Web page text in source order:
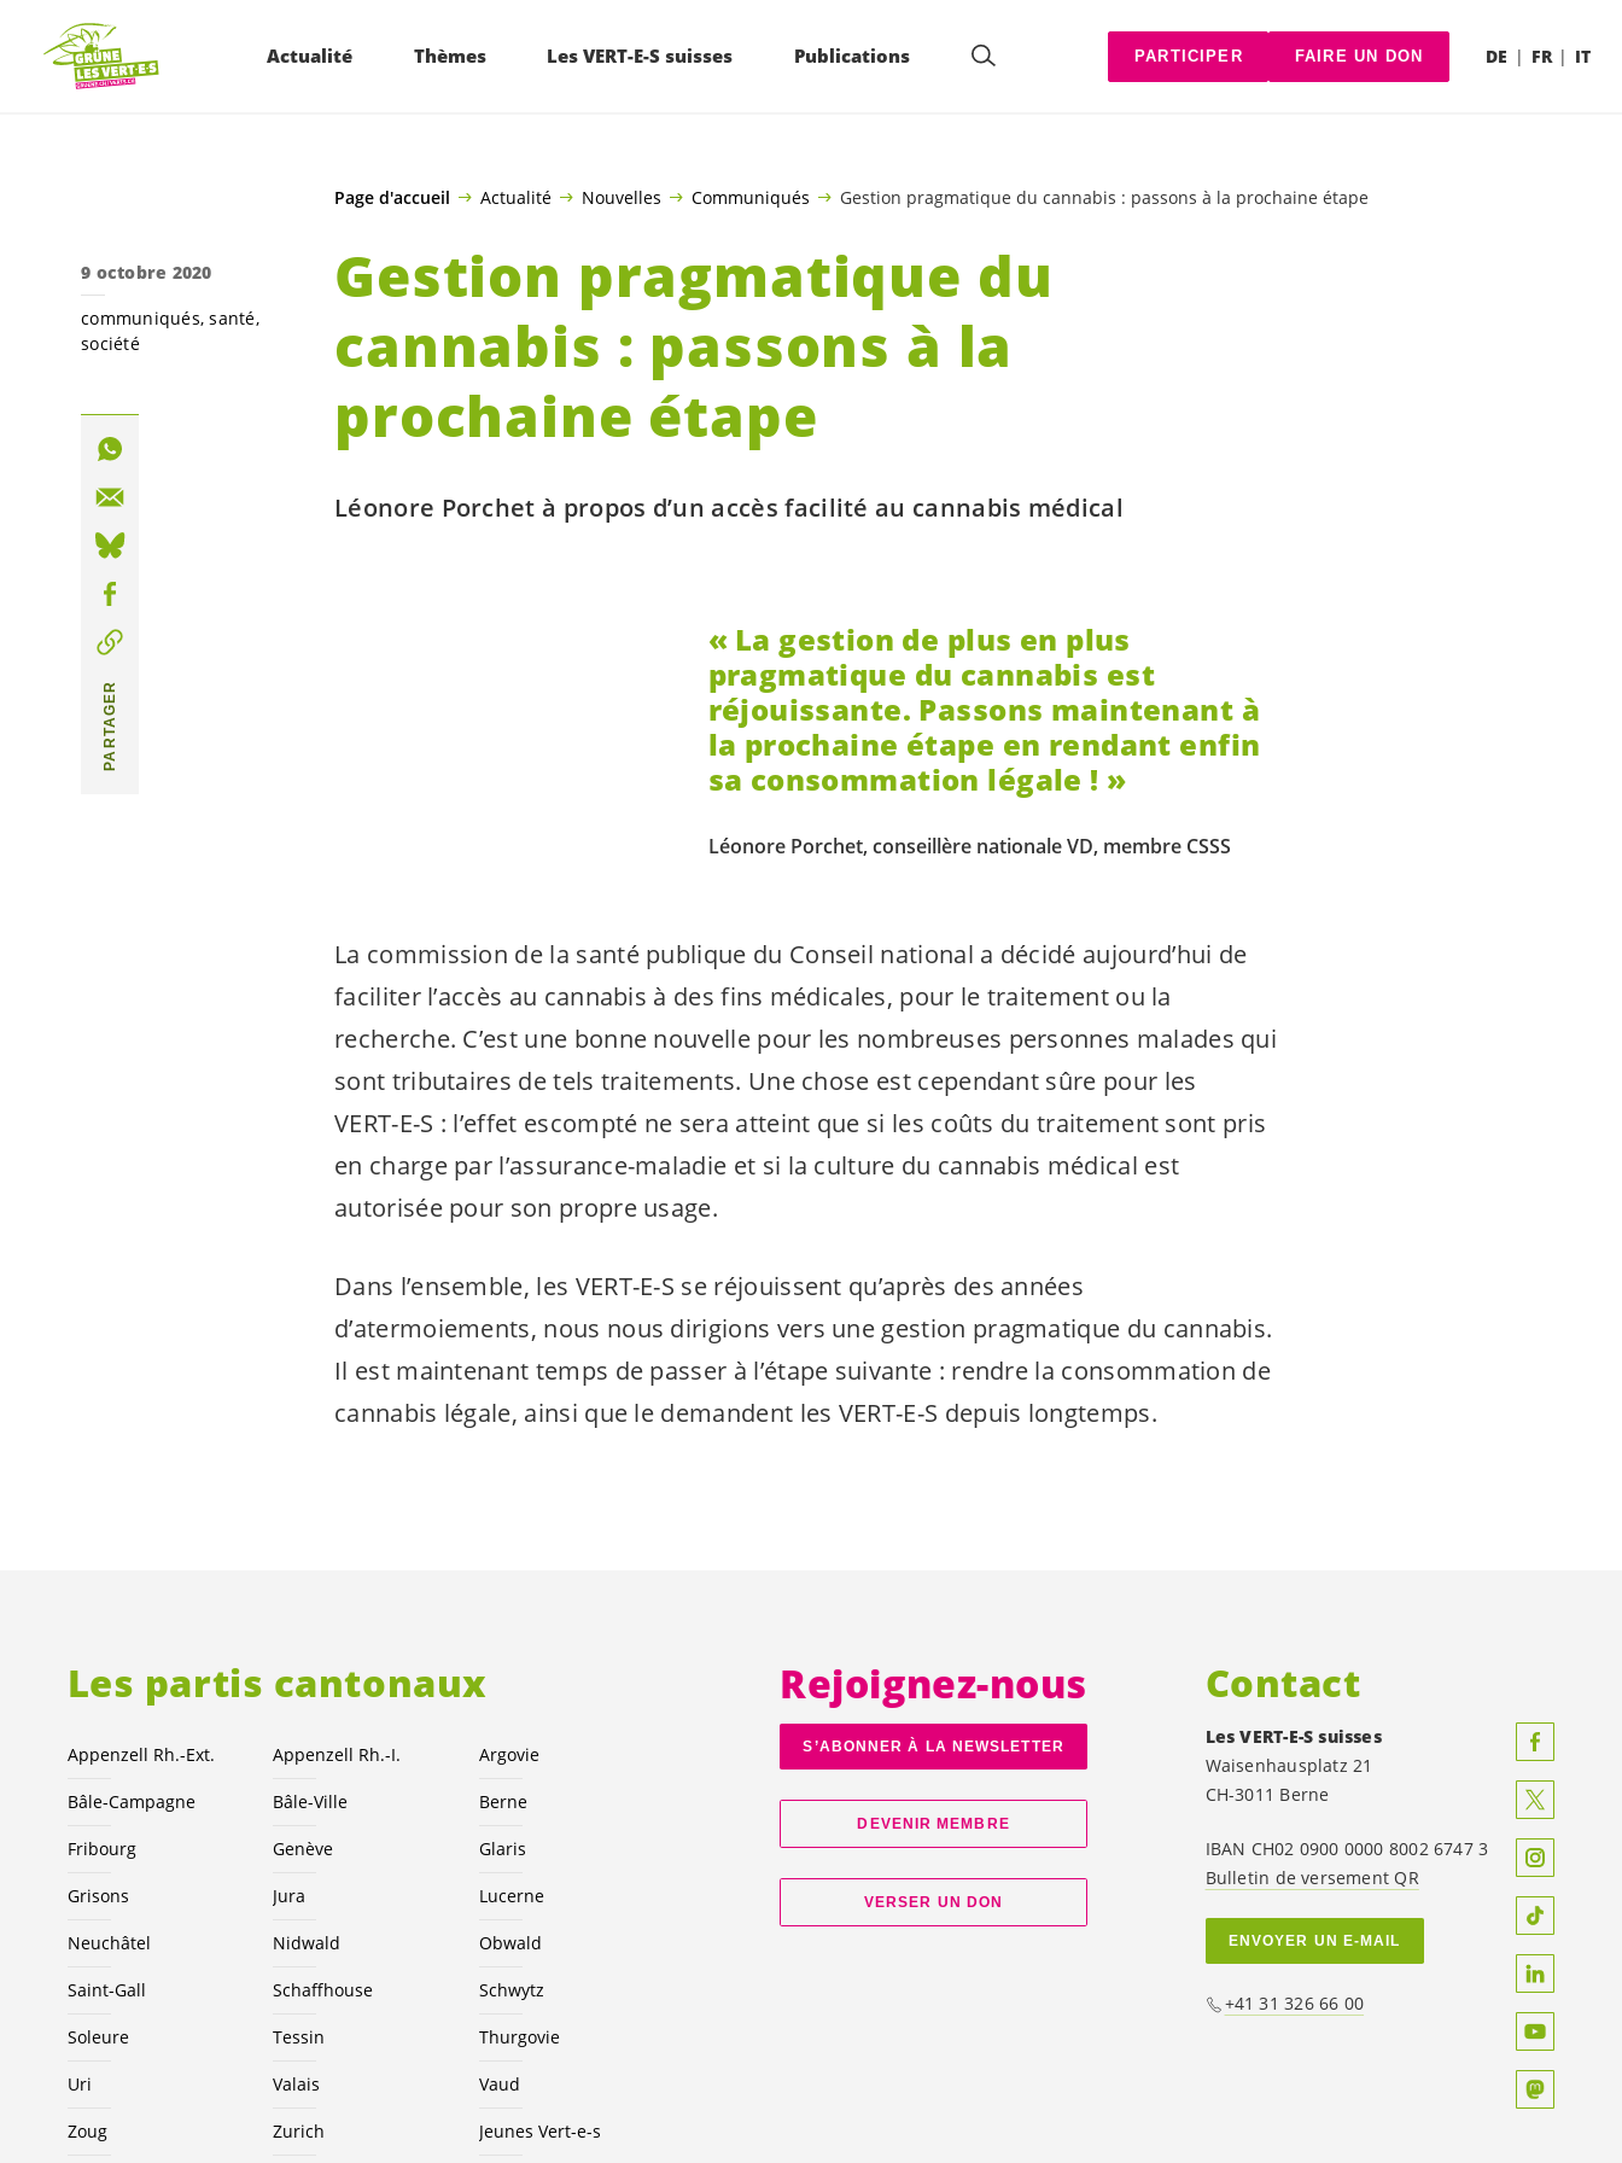
ALLER AU CONTENU PRINCIPAL
Actualité Thèmes Les VERT-E-S suisses Publications PARTICIPER FAIRE UN DON DE FR IT
Page d'accueil Actualité Nouvelles Communiqués Gestion pragmatique du cannabis : passons à la prochaine étape
Gestion pragmatique du
cannabis : passons à la
prochaine étape
Léonore Porchet à propos d’un accès facilité au cannabis médical
La gestion de plus en plus
pragmatique du cannabis est
réjouissante. Passons maintenant à
la prochaine étape en rendant enfin
sa consommation légale !
Léonore Porchet, conseillère nationale VD, membre CSSS
La commission de la santé publique du Conseil national a décidé aujourd’hui de
faciliter l’accès au cannabis à des fins médicales, pour le traitement ou la
recherche. C’est une bonne nouvelle pour les nombreuses personnes malades qui
sont tributaires de tels traitements. Une chose est cependant sûre pour les
VERT-E-S : l’effet escompté ne sera atteint que si les coûts du traitement sont pris
en charge par l’assurance-maladie et si la culture du cannabis médical est
autorisée pour son propre usage.
Dans l’ensemble, les VERT-E-S se réjouissent qu’après des années
d’atermoiements, nous nous dirigions vers une gestion pragmatique du cannabis.
Il est maintenant temps de passer à l’étape suivante : rendre la consommation de
cannabis légale, ainsi que le demandent les VERT-E-S depuis longtemps.
9 octobre 2020
communiqués santé
société
PARTAGER
Les partis cantonaux
Appenzell Rh.-Ext. Appenzell Rh.-I. Argovie
Bâle-Campagne Bâle-Ville Berne
Fribourg Genève Glaris
Grisons Jura Lucerne
Neuchâtel Nidwald Obwald
Saint-Gall Schaffhouse Schwytz
Soleure Tessin Thurgovie
Uri Valais Vaud
Zoug Zurich JeunesVert-e-s
Rejoignez-nous
S’ABONNER À LA NEWSLETTER
DEVENIR MEMBRE
VERSER UN DON
Contact
LesVERT-E-S suisses
Waisenhausplatz 21
CH-3011 Berne
IBAN CH02 0900 0000 8002 6747 3
Bulletin de versement QR
ENVOYER UN E-MAIL
+41 31 326 66 00